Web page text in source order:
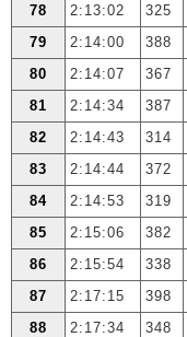
78
2:13:02 325
79
2:14:00 388
80
2:14:07 367
81
2:14:34 387
82
2:14:43 314
83
2:14:44 372
84
2:14:53 319
85
2:15:06 382
86
2:15:54 338
87
2:17:15 398
88
2:17:34 348